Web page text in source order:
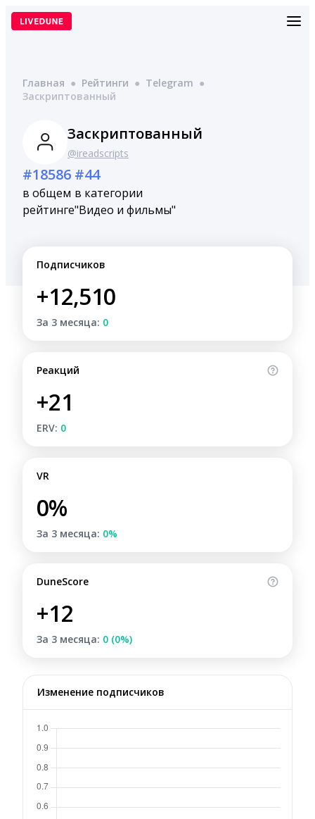
Перейти
Главная ● Рейтинги ● Telegram ●
Заскриптованный
Заскриптованный
@ireadscripts
#18586
в общем
рейтинге
#44
в категории
"Видео и фильмы"
Подписчиков
+12,510
За 3 месяца: 0
Реакций
+21
ERV: 0
VR
0%
За 3 месяца: 0%
DuneScore
+12
За 3 месяца: 0 (0%)
Изменение подписчиков